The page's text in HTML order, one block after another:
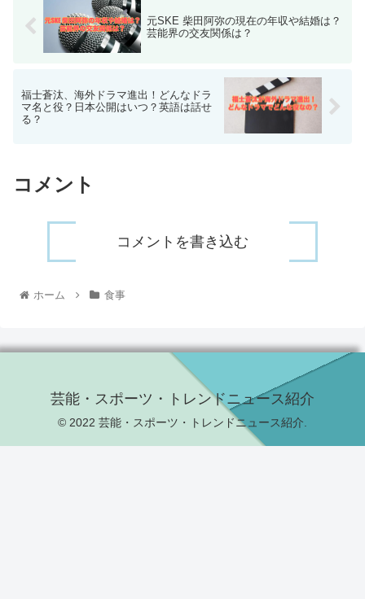
元SKE 柴田阿弥の現在の年収や結婚は？
芸能界の交友関係は？
福士蒼汰、海外ドラマ進出！どんなドラ
マ名と役？日本公開はいつ？英語は話せ
る？
コメント
コメントを書き込む
ホーム 食事
芸能・スポーツ・トレンドニュース紹介
© 2022 芸能・スポーツ・トレンドニュース紹介.